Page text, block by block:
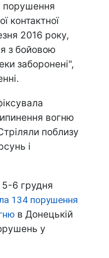
порушення
контактної
2016 року,
з бойовою
заборонені",
вогню
поблизу
і
5-6 грудня
134 порушення
в Донецькій
у